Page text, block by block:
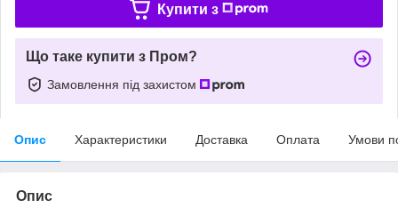
Купити з
Що таке купити з Пром?
Замовлення під захистом
Опис Характеристики Доставка Оплата Умови
Опис